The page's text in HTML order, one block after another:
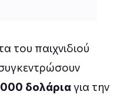
του παιχνιδιού
δολάρια για την